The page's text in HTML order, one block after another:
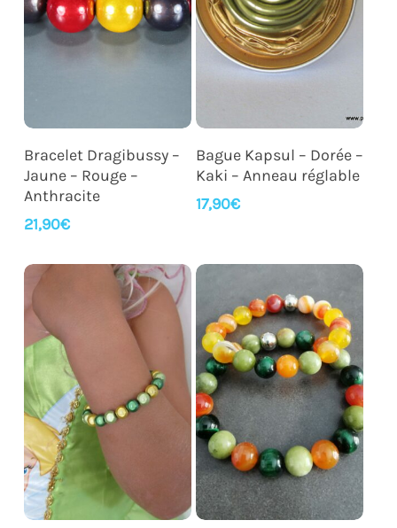
Ajouter Au Panier
Bracelet Dragibussy –
Jaune – Rouge –
Anthracite
21,90€
Ajouter Au Panier
Bague Kapsul – Dorée –
Kaki – Anneau réglable
17,90€